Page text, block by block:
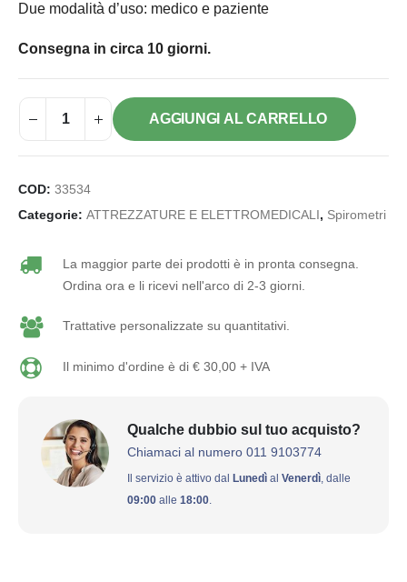
Due modalità d’uso: medico e paziente
Consegna in circa 10 giorni.
AGGIUNGI AL CARRELLO
COD: 33534
Categorie: ATTREZZATURE E ELETTROMEDICALI , Spirometri
La maggior parte dei prodotti è in pronta consegna.
Ordina ora e li ricevi nell'arco di 2-3 giorni.
Trattative personalizzate su quantitativi.
Il minimo d'ordine è di € 30,00 + IVA
Qualche dubbio sul tuo acquisto?
Chiamaci al numero 011 9103774
Il servizio è attivo dal Lunedì al Venerdì , dalle
09:00 alle 18:00